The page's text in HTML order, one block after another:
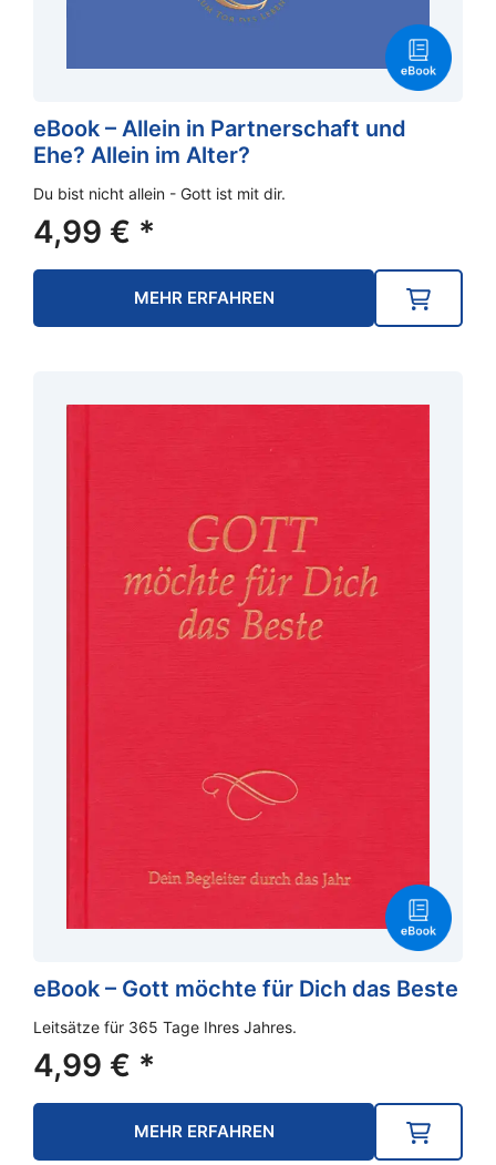
eBook – Allein in Partnerschaft und
Ehe? Allein im Alter?
Du bist nicht allein - Gott ist mit dir.
4,99 € *
MEHR ERFAHREN
eBook – Gott möchte für Dich das Beste
Leitsätze für 365 Tage Ihres Jahres.
4,99 € *
MEHR ERFAHREN